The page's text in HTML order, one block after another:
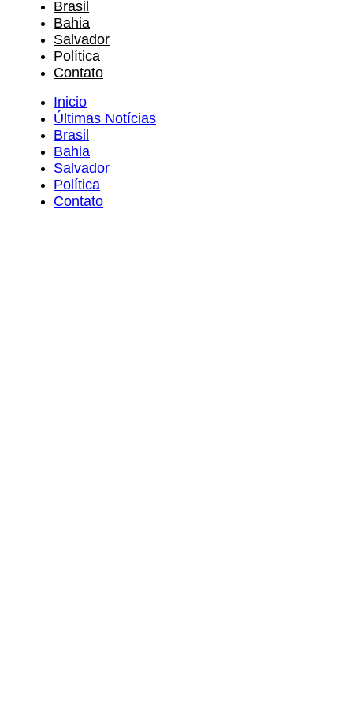
Brasil
Bahia
Salvador
Política
Contato
Inicio
Últimas Notícias
Brasil
Bahia
Salvador
Política
Contato